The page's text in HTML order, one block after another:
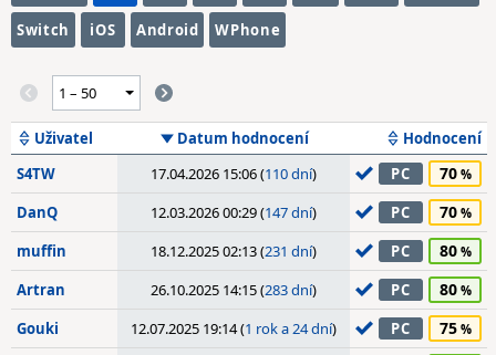
Switch iOS Android WPhone
Uživatel Datum hodnocení
Hodnocení
S4TW
17.04.2026 15:06 (110 dní) PC 70
DanQ 12.03.2026 00:29 (147 dní) PC 70
muffin 18.12.2025 02:13 (231 dní) PC 80
Artran 26.10.2025 14:15 (283 dní) PC 80
Gouki 12.07.2025 19:14 (1 rok a 24 dní) PC 75